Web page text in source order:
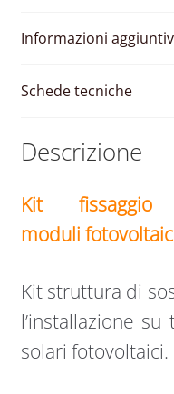
Informazioni
Schede tecniche
Descrizione
Kit
moduli
Kit struttura di
l’installazione
solari fotovoltaici.